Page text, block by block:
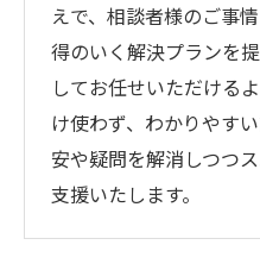
えで、相談者様のご事
得のいく解決プランを
してお任せいただける
け使わず、わかりやす
安や疑問を解消しつつ
支援いたします。